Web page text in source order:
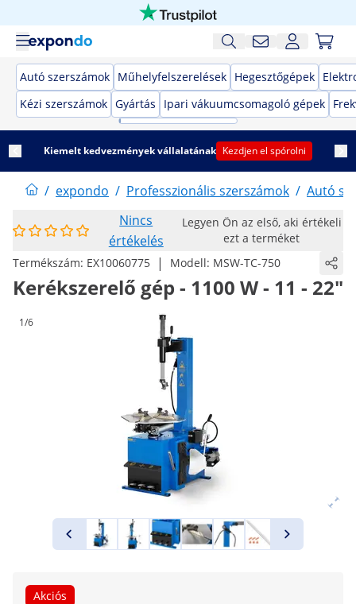
Autó szerszámok Műhelyfelszerelések Hegesztőgépek
Kézi szerszámok Gyártás Ipari vákuumcsomagoló gépek
Kiemelt kedvezmények vállalatának Kezdjen el spórolni
/ expondo / Professzionális szerszámok / Autó
Nincs
értékelés
Legyen Ön az első, aki értékeli
ezt a terméket
Termékszám: EX10060775 | Modell: MSW-TC-750
Kerékszerelő gép - 1100 W - 11 - 22"
1/6
Akciós